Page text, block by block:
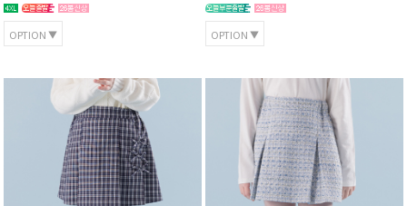
OPTION OPTION